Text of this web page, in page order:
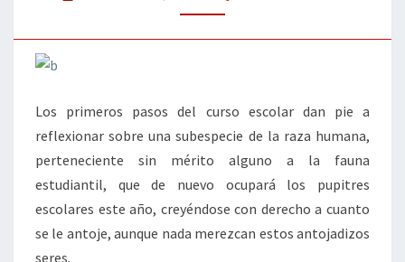
Los primeros pasos del curso escolar dan pie a
reflexionar sobre una subespecie de la raza humana,
perteneciente sin mérito alguno a la fauna
estudiantil, que de nuevo ocupará los pupitres
escolares este año, creyéndose con derecho a cuanto
se le antoje, aunque nada merezcan estos antojadizos
seres.